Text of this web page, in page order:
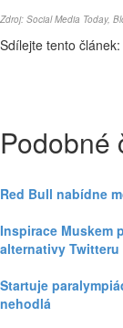
Zdroj: Social Media Today,
Sdílejte tento článek:
Podobné
Red Bull nabídne
Inspirace Muskem
alternativy Twitteru
Startuje
nehodlá